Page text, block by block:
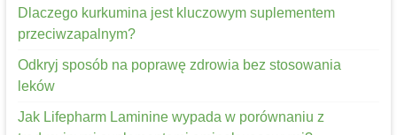
Dlaczego kurkumina jest kluczowym suplementem
przeciwzapalnym?
Odkryj sposób na poprawę zdrowia bez stosowania
leków
Jak Lifepharm Laminine wypada w porównaniu z